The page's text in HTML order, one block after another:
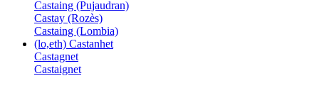
Castaing (Pujaudran)
Castay (Rozès)
Castaing (Lombia)
(lo,eth) Castanhet
Castagnet
Castaignet